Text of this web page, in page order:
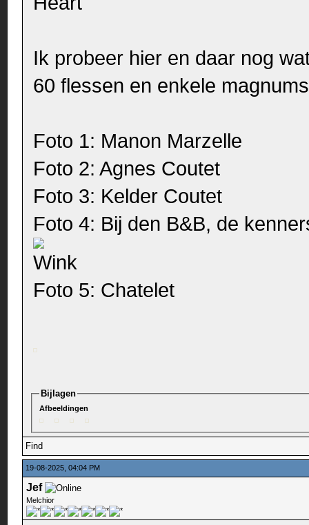
Ik probeer hier en daar nog
60 flessen en enkele
Foto 1: Manon Marzelle
Foto 2: Agnes Coutet
Foto 3: Kelder Coutet
Foto 4: Bij den B&B, de
Foto 5: Chatelet
Bijlagen
Afbeeldingen
Find
19-08-2025, 04:04 PM
Jef
Melchior